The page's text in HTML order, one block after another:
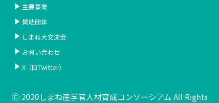
主要事業
賛助団体
しまね大交流会
お問い合わせ
X（旧Twitter）
Ⓒ 2020しまね産学官人材育成コンソーシアム All Rights